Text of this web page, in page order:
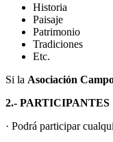
Historia
Paisaje
Patrimonio
Tradiciones
Etc.
Si la Asociación
2.- PARTICIPANTES
· Podrá participar